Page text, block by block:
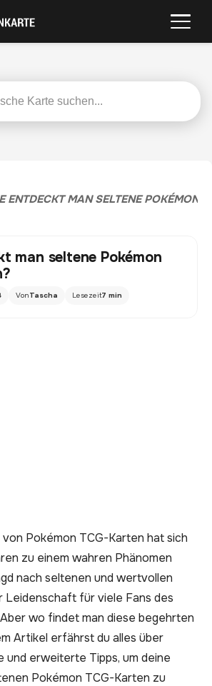
ENTDECKT MAN SELTENE POKÉMON
man seltene Pokémon
VonTascha Lesezeit7 min
Pokémon TCG-Karten hat sich
zu einem wahren Phänomen
nach seltenen und wertvollen
Leidenschaft für viele Fans des
wo findet man diese begehrten
Artikel erfährst du alles über
und erweiterte Tipps, um deine
Pokémon TCG-Karten zu